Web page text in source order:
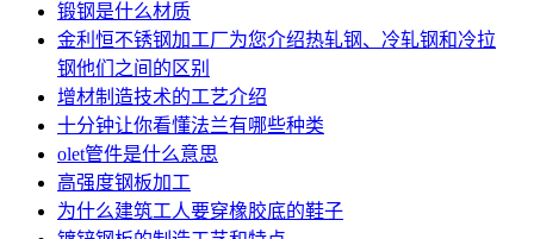
锻钢是什么材质
金利恒不锈钢加工厂为您介绍热轧钢、冷轧钢和冷拉
钢他们之间的区别
增材制造技术的工艺介绍
十分钟让你看懂法兰有哪些种类
olet管件是什么意思
高强度钢板加工
为什么建筑工人要穿橡胶底的鞋子